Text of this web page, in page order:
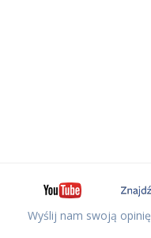
Wyślij nam swoją opinię